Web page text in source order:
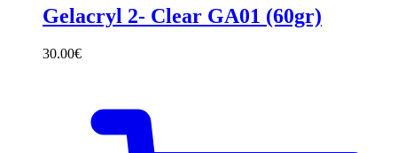
Gelacryl 2- Clear GA01 (60gr)
30.00€